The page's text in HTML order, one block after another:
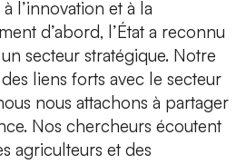
l’innovation et à la
d’abord, l’État a reconnu
secteur stratégique. Notre
liens forts avec le secteur
nous attachons à partager
Nos chercheurs écoutent
agriculteurs et des